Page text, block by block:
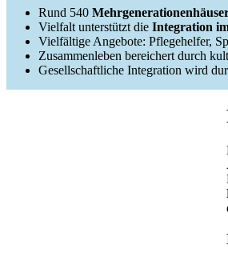
Rund 540
Vielfalt unterstützt die Integration
Vielfältige Angebote: Pflegehelfer,
Zusammenleben bereichert durch
Gesellschaftliche Integration wird